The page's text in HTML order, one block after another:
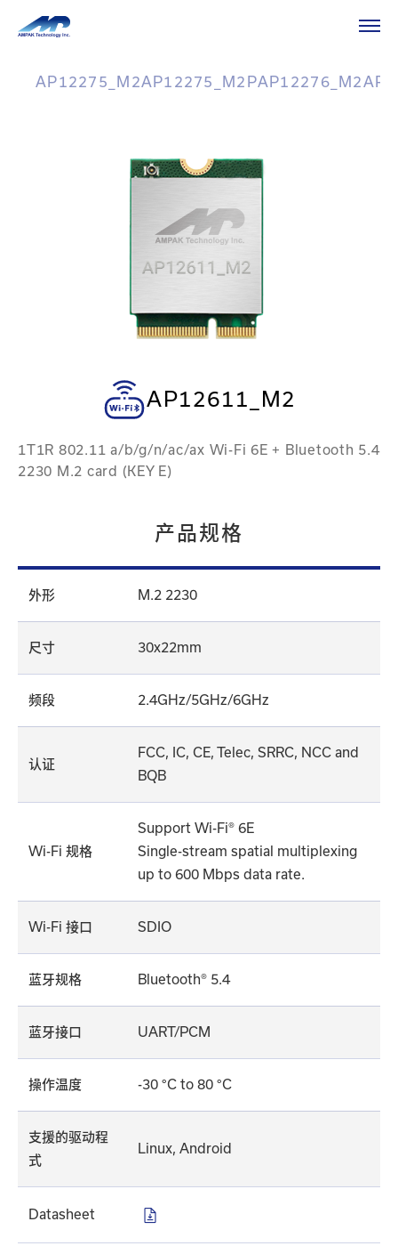
HOME
M.2 2230 Card
AP12275_M2AP12275_M2PAP12276_M2
AP12611_M2
1T1R 802.11 a/b/g/n/ac/ax Wi-Fi 6E + Bluetooth 5.4
2230 M.2 card (KEY E)
产品规格
外形 M.2 2230
尺寸 30x22mm
频段 2.4GHz/5GHz/6GHz
认证
FCC, IC, CE, Telec, SRRC, NCC and
BQB
Wi-Fi 规格
Support Wi-Fi® 6E
Single-stream spatial multiplexing
up to 600 Mbps data rate.
Wi-Fi 接口 SDIO
蓝牙规格 Bluetooth® 5.4
蓝牙接口 UART/PCM
操作温度 -30 °C to 80 °C
支援的驱动程
式
Linux, Android
Datasheet